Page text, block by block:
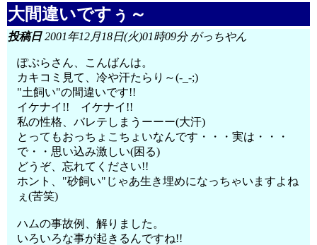
大間違いですぅ～
投稿日2001年12月18日(火)01時09分 がっちやん
ぽぷらさん、こんばんは。
カキコミ見て、冷や汗たらり～(-_-;)
"土飼い"の間違いです!!
イケナイ!! イケナイ!!
私の性格、バレテしまうーーー(大汗)
とってもおっちょこちょいなんです・・・実は・・・
で・・思い込み激しい(困る)
どうぞ、忘れてください!!
ホント、"砂飼い"じゃあ生き埋めになっちゃいますよね
ぇ(苦笑)
ハムの事故例、解りました。
いろいろな事が起きるんですね!!